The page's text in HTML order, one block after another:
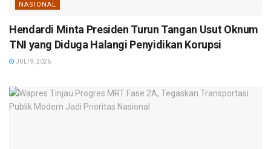
NASIONAL
Hendardi Minta Presiden Turun Tangan Usut Oknum
TNI yang Diduga Halangi Penyidikan Korupsi
JULI 9, 2026